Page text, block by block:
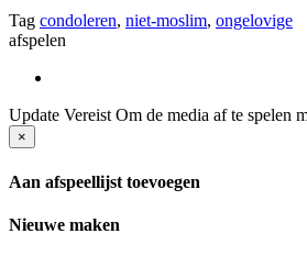
Tag condoleren, niet-moslim, ongelovige
afspelen
Update Vereist Om de media af te spelen
×
Aan afspeellijst toevoegen
Nieuwe maken